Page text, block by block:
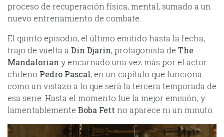
proceso de recuperación física, mental, sumado a un
nuevo entrenamiento de combate.
El quinto episodio, el último emitido hasta la fecha,
trajo de vuelta a Din Djarin, protagonista de The
Mandalorian y encarnado una vez más por el actor
chileno Pedro Pascal, en un capítulo que funciona
como un vistazo a lo que será la tercera temporada de
esa serie. Hasta el momento fue la mejor emisión, y
lamentablemente Boba Fett no aparece ni un minuto.